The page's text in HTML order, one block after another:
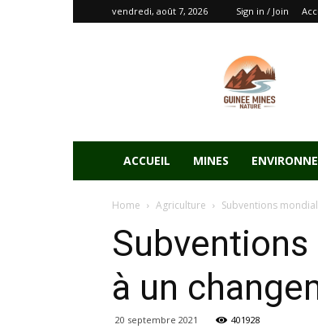
vendredi, août 7, 2026 Sign in / Join
ACCUEIL MINES
Home Agriculture Subventions
Subventions
à un
20 septembre 2021 401928